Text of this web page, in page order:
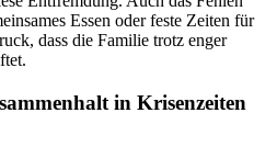
Essen oder feste Zeiten für
dass die Familie trotz enger
in Krisenzeiten